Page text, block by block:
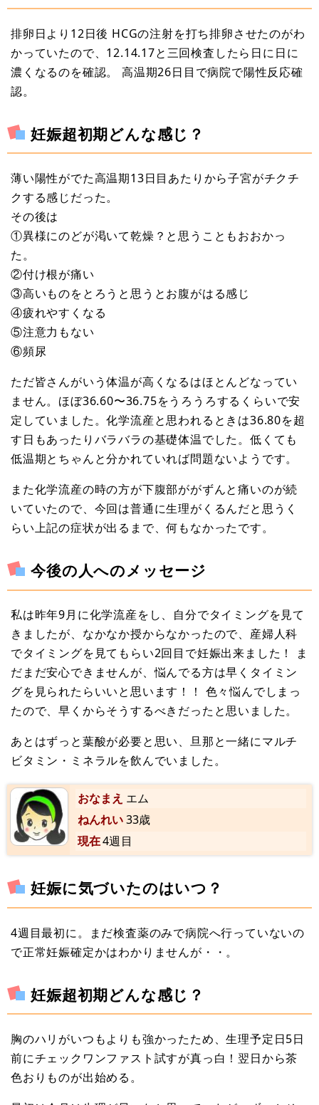
排卵日より12日後 HCGの注射を打ち排卵させたのがわ
かっていたので、12.14.17と三回検査したら日に日に
濃くなるのを確認。 高温期26日目で病院で陽性反応確
認。
妊娠超初期どんな感じ？
薄い陽性がでた高温期13日目あたりから子宮がチクチ
クする感じだった。
その後は
①異様にのどが渇いて乾燥？と思うこともおおかっ
た。
②付け根が痛い
③高いものをとろうと思うとお腹がはる感じ
④疲れやすくなる
⑤注意力もない
⑥頻尿
ただ皆さんがいう体温が高くなるはほとんどなってい
ません。ほぼ36.60〜36.75をうろうろするくらいで安
定していました。化学流産と思われるときは36.80を超
す日もあったりバラバラの基礎体温でした。低くても
低温期とちゃんと分かれていれば問題ないようです。
また化学流産の時の方が下腹部ががずんと痛いのが続
いていたので、今回は普通に生理がくるんだと思うく
らい上記の症状が出るまで、何もなかったです。
今後の人へのメッセージ
私は昨年9月に化学流産をし、自分でタイミングを見て
きましたが、なかなか授からなかったので、産婦人科
でタイミングを見てもらい2回目で妊娠出来ました！ ま
だまだ安心できませんが、悩んでる方は早くタイミン
グを見られたらいいと思います！！ 色々悩んでしまっ
たので、早くからそうするべきだったと思いました。
あとはずっと葉酸が必要と思い、旦那と一緒にマルチ
ビタミン・ミネラルを飲んでいました。
おなまえ エム
ねんれい33歳
現在4週目
妊娠に気づいたのはいつ？
4週目最初に。まだ検査薬のみで病院へ行っていないの
で正常妊娠確定かはわかりませんが・・。
妊娠超初期どんな感じ？
胸のハリがいつもよりも強かったため、生理予定日5日
前にチェックワンファスト試すが真っ白！翌日から茶
色おりものが出始める。